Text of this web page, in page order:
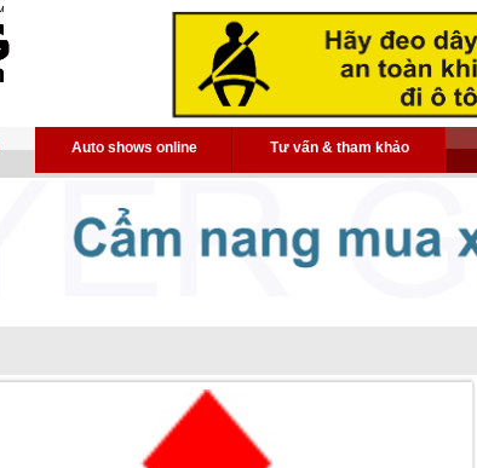
Auto shows online Tư vấn & tham khảo